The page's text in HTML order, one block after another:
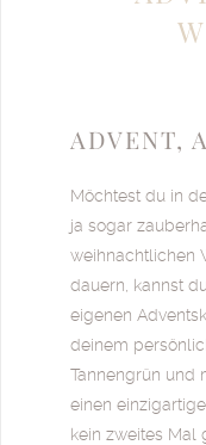
ADVENT,
Möchtest du in
ja sogar
weihnachtlichen
dauern, kannst
eigenen
deinem
Tannengrün und
einen
kein zweites Mal